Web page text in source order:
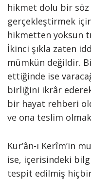
hikmet dolu bir söz
gerçekleştirmek
hikmetten yoksun
İkinci şıkla zaten
mümkün değildir.
ettiğinde ise
birliğini ikrâr ederek
bir hayat rehberi
ve ona teslim
Kur’ân-ı Kerîm’in
ise, içerisindeki
tespit edilmiş